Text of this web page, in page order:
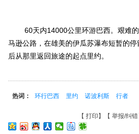
60天内14000公里环游巴西。艰难的
马逊公路，在雄美的伊瓜苏瀑布短暂的
后从那里返回旅途的起点里约。
热词： 环行巴西 里约 诺波利斯 行者
【 打印 】【 举报/纠错